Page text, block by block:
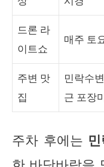
드론 라
이트쇼
매주 토
주변 맛
집
민락수
근 포장
주차 후에는